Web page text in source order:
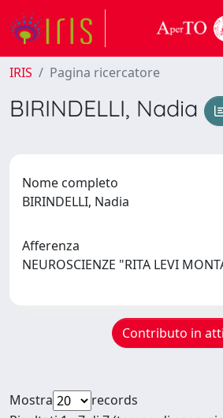
IRIS Pagina ricercatore
BIRINDELLI, Nadia
Nome completo
BIRINDELLI, Nadia
Afferenza
NEUROSCIENZE "RITA LEVI
Contributo in
Mostra
records